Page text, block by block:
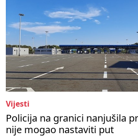
Vijesti
Policija na granici nanjušila
nije mogao nastaviti put